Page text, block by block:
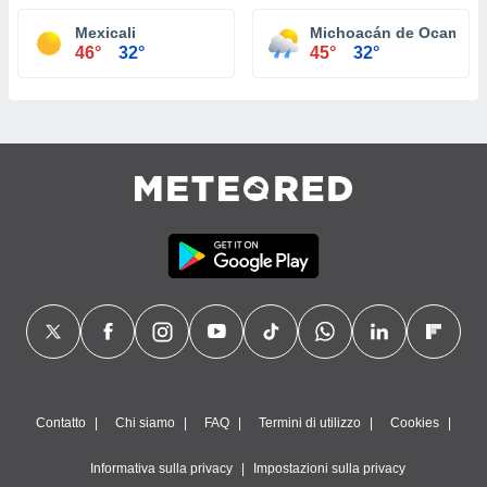
Mexicali
46° 32°
Michoacán de Ocampo
45° 32°
Contatto Chi siamo FAQ Termini di utilizzo Cookies
Informativa sulla privacy Impostazioni sulla privacy